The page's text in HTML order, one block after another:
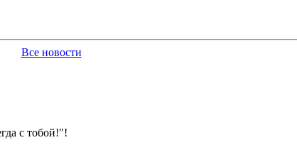
Все новости
с тобой!"!